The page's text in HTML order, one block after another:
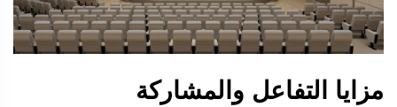
مزايا التفاعل والمشاركة